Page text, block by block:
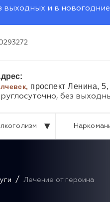
выходных и в
проспект Ленина, 5,
без
/ Лечение от героина